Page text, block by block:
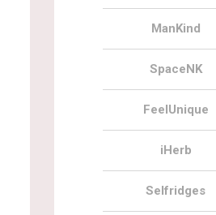
ManKind
SpaceNK
FeelUnique
iHerb
Selfridges